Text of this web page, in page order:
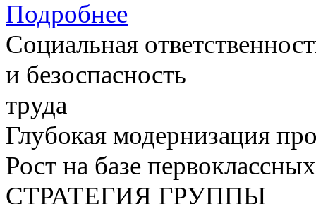
Подробнее
Социальная
и безоспасность
труда
Глубокая модернизация
Рост на базе
СТРАТЕГИЯ ГРУППЫ